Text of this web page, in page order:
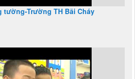
Trường TH Bãi Cháy